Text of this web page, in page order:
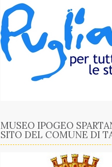
MUSEO IPOGEO
SITO DEL COMUNE DI